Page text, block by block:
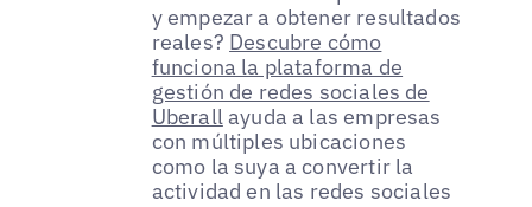
y empezar a obtener resultados
reales? Descubre cómo
funciona la plataforma de
gestión de redes sociales de
Uberallayuda a las empresas
con múltiples ubicaciones
como la suya a convertir la
actividad en las redes sociales